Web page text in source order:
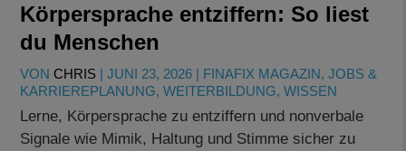
Körpersprache entziffern: So liest
du Menschen
VONCHRIS |JUNI 23, 2026 | FINAFIX MAGAZIN,JOBS &
KARRIEREPLANUNG,WEITERBILDUNG,WISSEN
Lerne, Körpersprache zu entziffern und nonverbale
Signale wie Mimik, Haltung und Stimme sicher zu